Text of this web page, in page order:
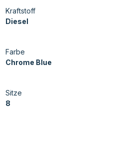
Kraftstoff
Diesel
Farbe
Chrome Blue
Sitze
8